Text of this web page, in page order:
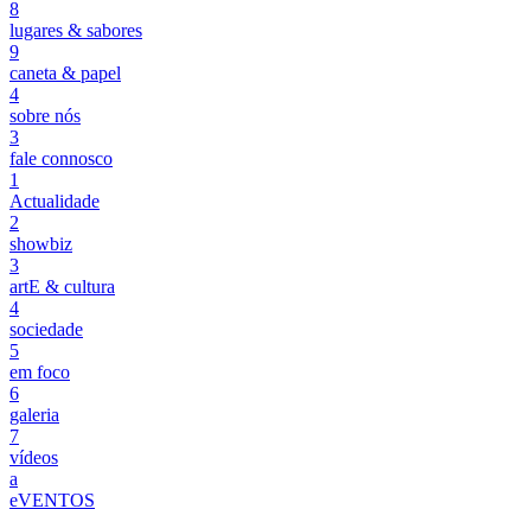
8
lugares & sabores
9
caneta & papel
4
sobre nós
3
fale connosco
1
Actualidade
2
showbiz
3
artE & cultura
4
sociedade
5
em foco
6
galeria
7
vídeos
a
eVENTOS